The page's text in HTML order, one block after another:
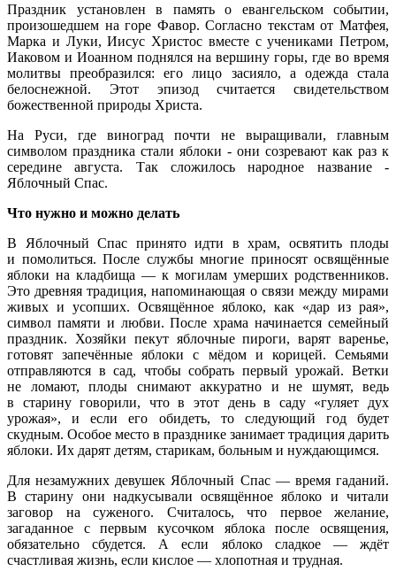
Праздник установлен в память о евангельском событии,
произошедшем на горе Фавор. Согласно текстам от Матфея,
Марка и Луки, Иисус Христос вместе с учениками Петром,
Иаковом и Иоанном поднялся на вершину горы, где во время
молитвы преобразился: его лицо засияло, а одежда стала
белоснежной. Этот эпизод считается свидетельством
божественной природы Христа.
На Руси, где виноград почти не выращивали, главным
символом праздника стали яблоки - они созревают как раз к
середине августа. Так сложилось народное название -
Яблочный Спас.
Что нужно и можно делать
В Яблочный Спас принято идти в храм, освятить плоды
и помолиться. После службы многие приносят освящённые
яблоки на кладбища — к могилам умерших родственников.
Это древняя традиция, напоминающая о связи между мирами
живых и усопших. Освящённое яблоко, как «дар из рая»,
символ памяти и любви. После храма начинается семейный
праздник. Хозяйки пекут яблочные пироги, варят варенье,
готовят запечённые яблоки с мёдом и корицей. Семьями
отправляются в сад, чтобы собрать первый урожай. Ветки
не ломают, плоды снимают аккуратно и не шумят, ведь
в старину говорили, что в этот день в саду «гуляет дух
урожая», и если его обидеть, то следующий год будет
скудным. Особое место в празднике занимает традиция дарить
яблоки. Их дарят детям, старикам, больным и нуждающимся.
Для незамужних девушек Яблочный Спас — время гаданий.
В старину они надкусывали освящённое яблоко и читали
заговор на суженого. Считалось, что первое желание,
загаданное с первым кусочком яблока после освящения,
обязательно сбудется. А если яблоко сладкое — ждёт
счастливая жизнь, если кислое — хлопотная и трудная.